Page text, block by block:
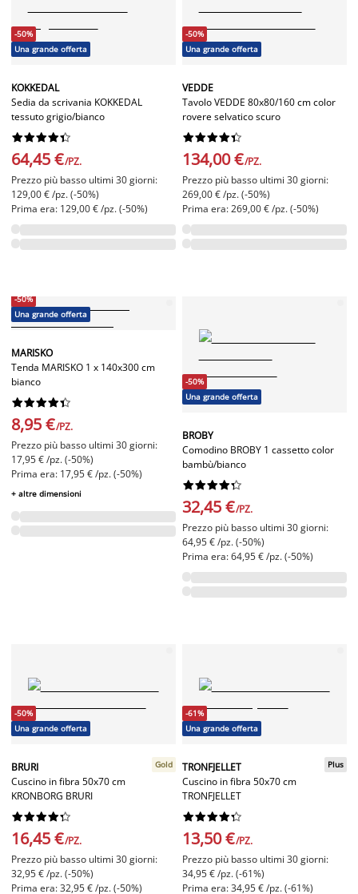
-50%
Una grande offerta
KOKKEDAL
Sedia da scrivania KOKKEDAL
tessuto grigio/bianco






64,45 €/PZ.
Prezzo più basso ultimi 30 giorni:
129,00 € /pz. (-50%)
Prima era: 129,00 € /pz. (-50%)
-50%
Una grande offerta
VEDDE
Tavolo VEDDE 80x80/160 cm color
rovere selvatico scuro






134,00 €/PZ.
Prezzo più basso ultimi 30 giorni:
269,00 € /pz. (-50%)
Prima era: 269,00 € /pz. (-50%)
-50%
Una grande offerta
MARISKO
Tenda MARISKO 1 x 140x300 cm
bianco






8,95 €/PZ.
Prezzo più basso ultimi 30 giorni:
17,95 € /pz. (-50%)
Prima era: 17,95 € /pz. (-50%)
+ altre dimensioni
-50%
Una grande offerta
BROBY
Comodino BROBY 1 cassetto color
bambù/bianco






32,45 €/PZ.
Prezzo più basso ultimi 30 giorni:
64,95 € /pz. (-50%)
Prima era: 64,95 € /pz. (-50%)
-50%
Una grande offerta
BRURI
Cuscino in fibra 50x70 cm
KRONBORG BRURI
Gold






16,45 €/PZ.
Prezzo più basso ultimi 30 giorni:
32,95 € /pz. (-50%)
Prima era: 32,95 € /pz. (-50%)
-61%
Una grande offerta
TRONFJELLET
Cuscino in fibra 50x70 cm
TRONFJELLET
Plus






13,50 €/PZ.
Prezzo più basso ultimi 30 giorni:
34,95 € /pz. (-61%)
Prima era: 34,95 € /pz. (-61%)